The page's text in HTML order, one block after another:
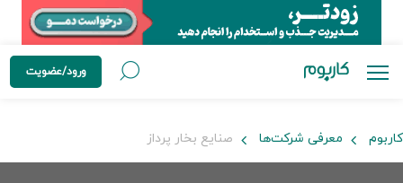
ورود/عضویت
کاربوم معرفی شرکت‌ها صنایع بخار پرداز